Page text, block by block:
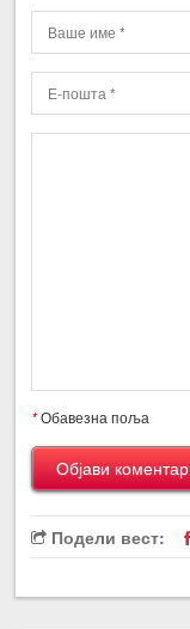
*Обавезна поља
Подели вест: